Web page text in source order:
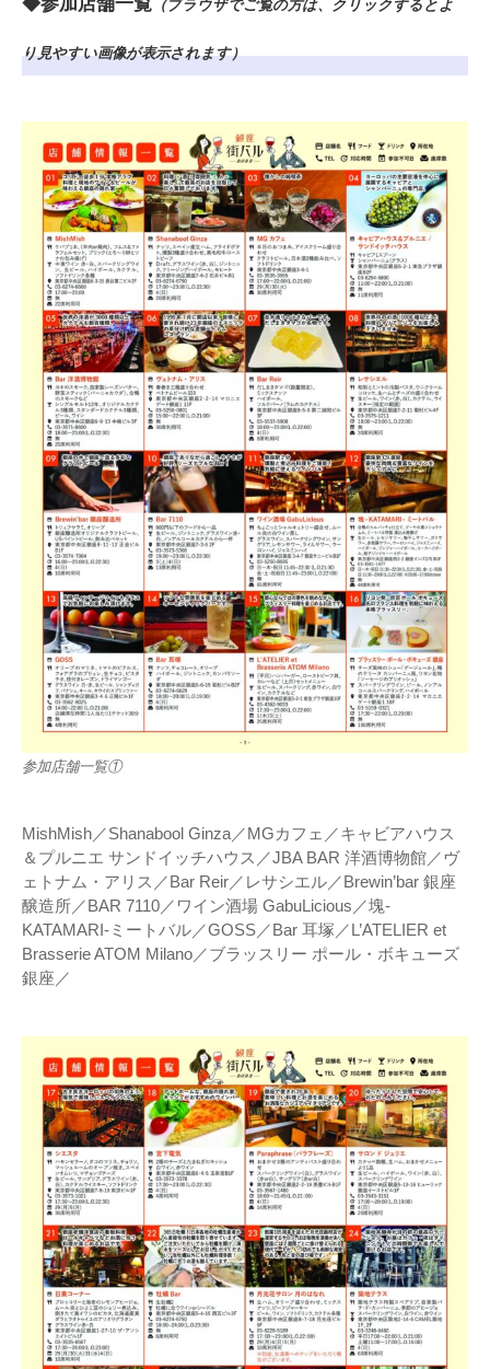
（ブラウザでご覧の方は、クリックするとよ
り見やすい画像が表示されます）
参加店舗一覧①
MishMish／Shanabool Ginza／MGカフェ／キャビアハウス
＆プルニエ サンドイッチハウス／JBA BAR 洋酒博物館／ヴ
ェトナム・アリス／Bar Reir／レサシエル／Brewin’bar 銀座
醸造所／BAR 7110／ワイン酒場 GabuLicious／塊-
KATAMARI-ミートバル／GOSS／Bar 耳塚／L’ATELIER et
Brasserie ATOM Milano／ブラッスリー ポール・ボキューズ
銀座／